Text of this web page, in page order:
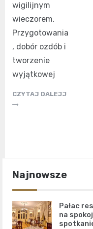
wigilijnym
wieczorem.
Przygotowania
, dobór ozdób i
tworzenie
wyjątkowej
CZYTAJ DALEJJ
Najnowsze
Pałac
na